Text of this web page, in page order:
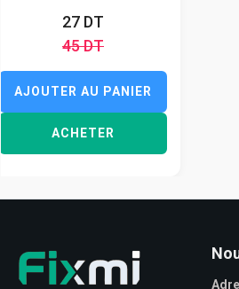
27 DT
45 DT
AJOUTER AU PANIER
ACHETER